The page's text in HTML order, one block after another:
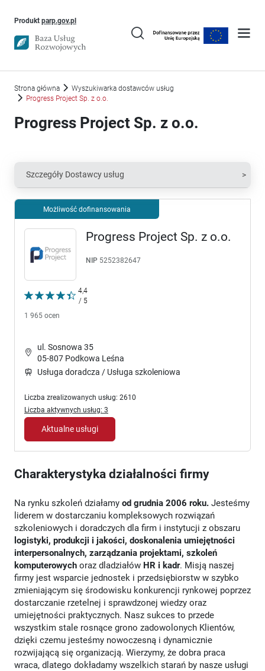
Produkt parp.gov.plUwaga, link otworzy się w nowym oknie
Strona główna
Wyszukiwarka dostawców usług
Progress Project Sp. z o.o.
Progress Project Sp. z o.o.
Możliwość dofinansowania
4,4
/ 5
1 965 ocen
Progress Project Sp. z o.o.
NIP 5252382647
ul. Sosnowa 35
05-807 Podkowa Leśna
Usługa doradcza / Usługa szkoleniowa
Liczba zrealizowanych usług: 2610
Liczba aktywnych usług: 3
Aktualne usługi
Charakterystyka działalności firmy
Na rynku szkoleń działamy od grudnia 2006 roku. Jesteśmy
liderem w dostarczaniu kompleksowych rozwiązań
szkoleniowych i doradczych dla firm i instytucji z obszaru
logistyki, produkcji i jakości, doskonalenia umiejętności
interpersonalnych, zarządzania projektami, szkoleń
komputerowych oraz dladziałów HR i kadr. Misją naszej
firmy jest wsparcie jednostek i przedsiębiorstw w szybko
zmieniającym się środowisku konkurencji rynkowej poprzez
dostarczanie rzetelnej i sprawdzonej wiedzy oraz
umiejętności praktycznych. Nasz sukces to przede
wszystkim stale rosnące grono zadowolonych Klientów,
dzięki czemu jesteśmy nowoczesną i dynamicznie
rozwijającą się organizacją. Wierzymy, że dobra praca
wraca, dlatego dokładamy wszelkich starań by nasze usługi
Szczegóły Dostawcy usług